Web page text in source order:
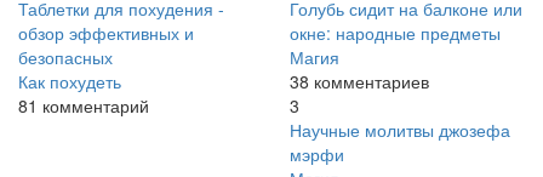
Таблетки для похудения -
обзор эффективных и
безопасных
Как похудеть
81 комментарий
Голубь сидит на балконе или
окне: народные предметы
Магия
38 комментариев
3
Научные молитвы джозефа
мэрфи